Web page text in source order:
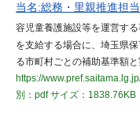
当名:総務・里親推進担当
容児童養護施設等を運営す
を支給する場合に、埼玉県
る市町村ごとの補助基準額
https://
別：pdfサイズ：1838.76KB